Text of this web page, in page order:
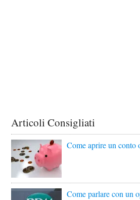
Articoli Consigliati
Come aprire un conto
Come parlare con un